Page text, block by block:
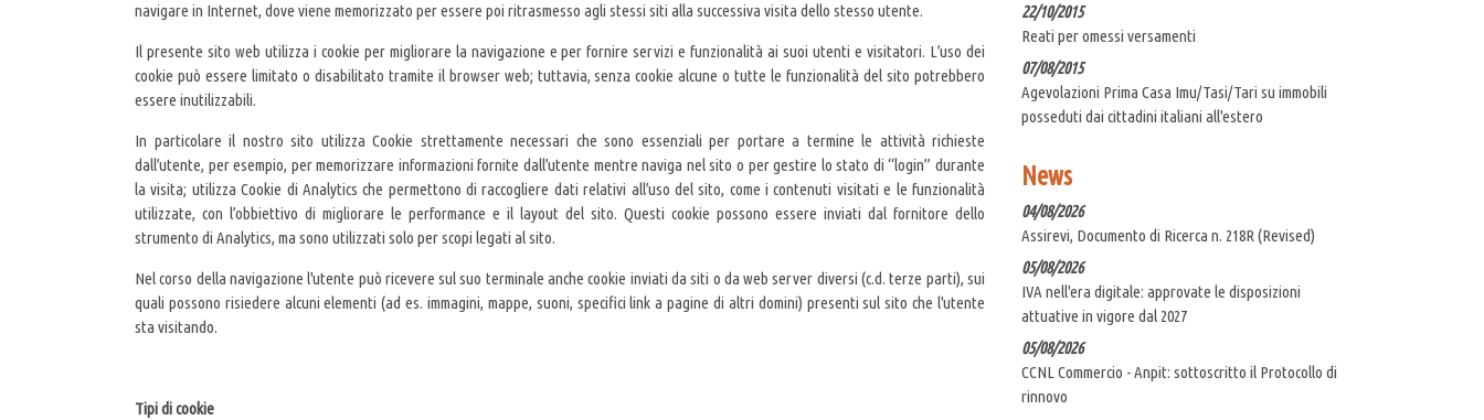
navigare in Internet, dove viene memorizzato per essere poi ritrasmesso agli stessi siti alla successiva visita dello stesso utente.
Il presente sito web utilizza i cookie per migliorare la navigazione e per fornire servizi e funzionalità ai suoi utenti e visitatori. L’uso dei
cookie può essere limitato o disabilitato tramite il browser web; tuttavia, senza cookie alcune o tutte le funzionalità del sito potrebbero
essere inutilizzabili.
In particolare il nostro sito utilizza Cookie strettamente necessari che sono essenziali per portare a termine le attività richieste
dall’utente, per esempio, per memorizzare informazioni fornite dall’utente mentre naviga nel sito o per gestire lo stato di “login” durante
la visita; utilizza Cookie di Analytics che permettono di raccogliere dati relativi all’uso del sito, come i contenuti visitati e le funzionalità
utilizzate, con l’obbiettivo di migliorare le performance e il layout del sito. Questi cookie possono essere inviati dal fornitore dello
strumento di Analytics, ma sono utilizzati solo per scopi legati al sito.
Nel corso della navigazione l'utente può ricevere sul suo terminale anche cookie inviati da siti o da web server diversi (c.d. terze parti), sui
quali possono risiedere alcuni elementi (ad es. immagini, mappe, suoni, specifici link a pagine di altri domini) presenti sul sito che l'utente
sta visitando.
Tipi di cookie
22/10/2015
Reati per omessi versamenti
07/08/2015
Agevolazioni Prima Casa Imu/Tasi/Tari su immobili
posseduti dai cittadini italiani all'estero
News
04/08/2026
Assirevi, Documento di Ricerca n. 218R (Revised)
05/08/2026
IVA nell'era digitale: approvate le disposizioni
attuative in vigore dal 2027
05/08/2026
CCNL Commercio - Anpit: sottoscritto il Protocollo di
rinnovo